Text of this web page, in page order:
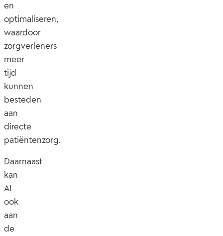
en
optimaliseren,
waardoor
zorgverleners
meer
tijd
kunnen
besteden
aan
directe
patiëntenzorg.
Daarnaast
kan
AI
ook
aan
de